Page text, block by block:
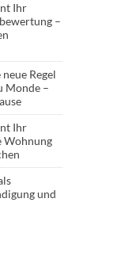
Ihr
–
Regel
Monde –
Ihr
Wohnung
und